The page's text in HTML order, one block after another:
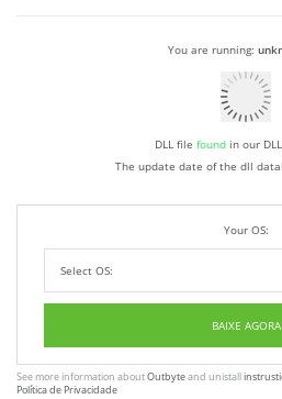
You are running:
DLL file foundin our
The update date of the dll
Your OS:
BAIXE AGORA
See more information aboutOutbyteand unistall
Política de Privacidade